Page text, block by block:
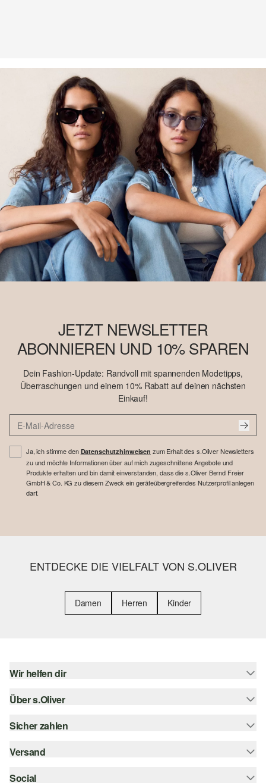
JETZT NEWSLETTER
ABONNIEREN UND 10% SPAREN
Dein Fashion-Update: Randvoll mit spannenden Modetipps,
Überraschungen und einem 10% Rabatt auf deinen nächsten
Einkauf!
Ja, ich stimme den Datenschutzhinweisen zum Erhalt des s.Oliver Newsletters
zu und möchte Informationen über auf mich zugeschnittene Angebote und
Produkte erhalten und bin damit einverstanden, dass die s.Oliver Bernd Freier
GmbH & Co. KG zu diesem Zweck ein geräteübergreifendes Nutzerprofil anlegen
darf.
ENTDECKE DIE VIELFALT VON S.OLIVER
Damen Herren Kinder
Wir helfen dir
Hilfe & FAQ
Größenberatung
Über s.Oliver
s.Oliver Magazin
Whatsapp
Sicher zahlen
Rechnung
Kreditkarte
Versand
Sendungsverfolgung
Social